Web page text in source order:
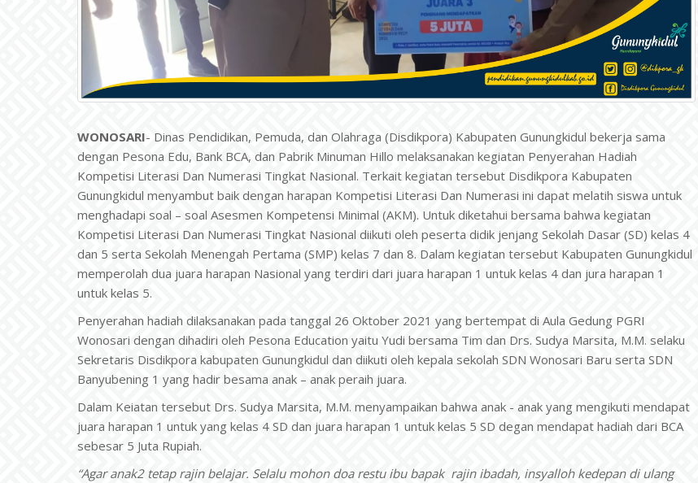
WONOSARI- Dinas Pendidikan, Pemuda, dan Olahraga (Disdikpora) Kabupaten Gunungkidul bekerja sama
dengan Pesona Edu, Bank BCA, dan Pabrik Minuman Hillo melaksanakan kegiatan Penyerahan Hadiah
Kompetisi Literasi Dan Numerasi Tingkat Nasional. Terkait kegiatan tersebut Disdikpora Kabupaten
Gunungkidul menyambut baik dengan harapan Kompetisi Literasi Dan Numerasi ini dapat melatih siswa untuk
menghadapi soal – soal Asesmen Kompetensi Minimal (AKM). Untuk diketahui bersama bahwa kegiatan
Kompetisi Literasi Dan Numerasi Tingkat Nasional diikuti oleh peserta didik jenjang Sekolah Dasar (SD) kelas 4
dan 5 serta Sekolah Menengah Pertama (SMP) kelas 7 dan 8. Dalam kegiatan tersebut Kabupaten Gunungkidul
memperolah dua juara harapan Nasional yang terdiri dari juara harapan 1 untuk kelas 4 dan jura harapan 1
untuk kelas 5.
Penyerahan hadiah dilaksanakan pada tanggal 26 Oktober 2021 yang bertempat di Aula Gedung PGRI
Wonosari dengan dihadiri oleh Pesona Education yaitu Yudi bersama Tim dan Drs. Sudya Marsita, M.M. selaku
Sekretaris Disdikpora kabupaten Gunungkidul dan diikuti oleh kepala sekolah SDN Wonosari Baru serta SDN
Banyubening 1 yang hadir besama anak – anak peraih juara.
Dalam Keiatan tersebut Drs. Sudya Marsita, M.M. menyampaikan bahwa anak - anak yang mengikuti mendapat
juara harapan 1 untuk yang kelas 4 SD dan juara harapan 1 untuk kelas 5 SD degan mendapat hadiah dari BCA
sebesar 5 Juta Rupiah.
“Agar anak2 tetap rajin belajar. Selalu mohon doa restu ibu bapak rajin ibadah, insyalloh kedepan di ulang